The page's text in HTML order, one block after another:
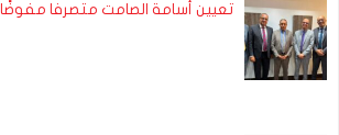
تعيين أسامة الصامت متصرفا